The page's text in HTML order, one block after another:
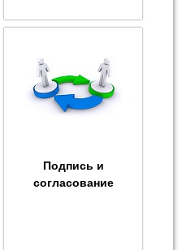
Подпись и
согласование